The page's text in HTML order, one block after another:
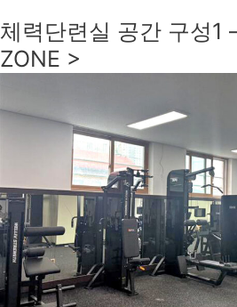
체력단련실 공간 구성1
ZONE >